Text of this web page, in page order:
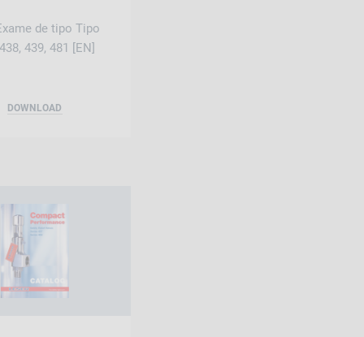
de tipo Tipo
439, 481 [EN]
DOWNLOAD